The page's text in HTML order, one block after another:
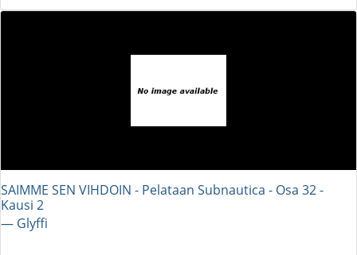
SAIMME SEN VIHDOIN - Pelataan Subnautica - Osa 32 -
Kausi 2
― Glyffi